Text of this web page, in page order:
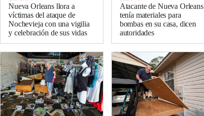
Nueva Orleans llora a
víctimas del ataque de
Nochevieja con una vigilia
y celebración de sus vidas
Atacante de Nueva Orleans
tenía materiales para
bombas en su casa, dicen
autoridades